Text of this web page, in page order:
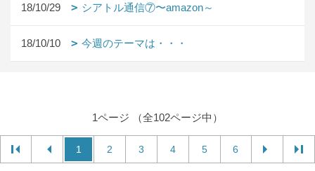
18/10/29 シアトル通信⑦〜amazon～
18/10/10 今週のテーマは・・・
1ページ （全102ページ中）
1 2 3 4 5 6